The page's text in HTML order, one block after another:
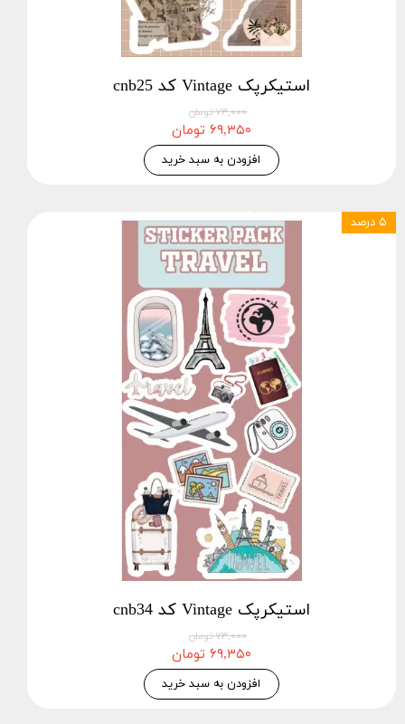
استیکرپک Vintage کد cnb25
۷۳,۰۰۰ تومان
۶۹,۳۵۰ تومان
افزودن به سبد خرید
استیکرپک Vintage کد cnb34
۷۳,۰۰۰ تومان
۶۹,۳۵۰ تومان
افزودن به سبد خرید
۵ درصد